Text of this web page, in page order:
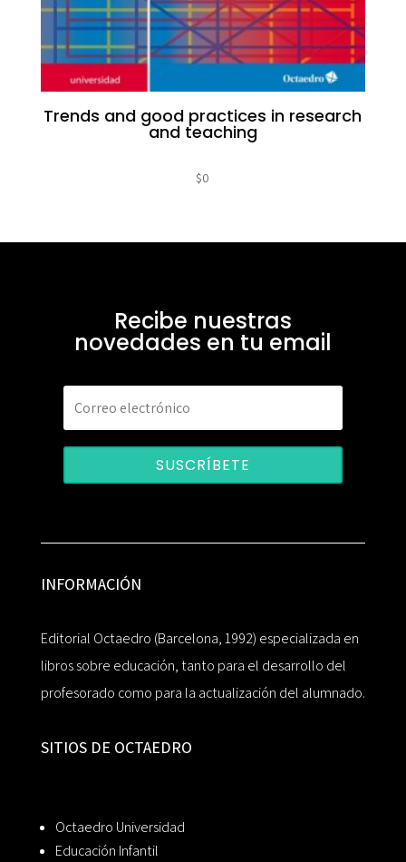
Trends and good practices in research
and teaching
$0
Recibe nuestras
novedades en tu email
SUSCRÍBETE
INFORMACIÓN
Editorial Octaedro (Barcelona, 1992) especializada en
libros sobre educación, tanto para el desarrollo del
profesorado como para la actualización del alumnado.
SITIOS DE OCTAEDRO
Octaedro Universidad
Educación Infantil